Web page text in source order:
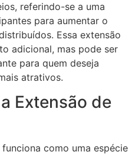
referindo-se a uma
para aumentar o
Essa extensão
adicional, mas pode ser
para quem deseja
atrativos.
Extensão de
como uma espécie